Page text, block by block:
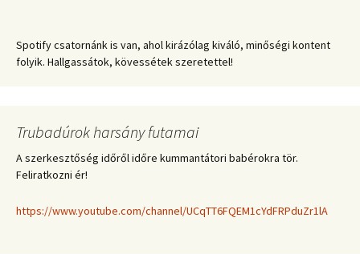
Spotify csatornánk is van, ahol kirázólag kiváló, minőségi kontent
folyik. Hallgassátok, kövessétek szeretettel!
Trubadúrok harsány futamai
A szerkesztőség időről időre kummantátori babérokra tör.
Feliratkozni ér!
https://www.youtube.com/channel/UCqTT6FQEM1cYdFRPduZr1lA